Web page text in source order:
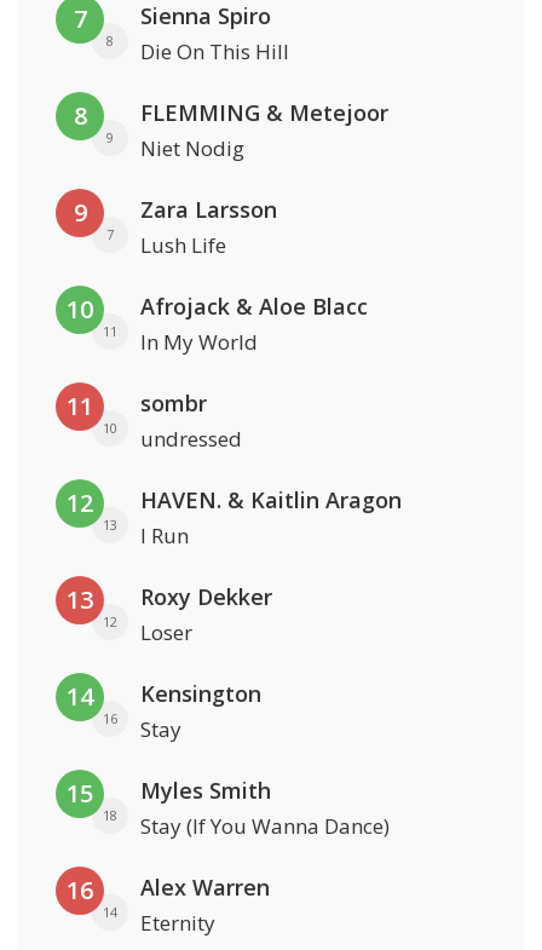
7
8
Sienna Spiro
Die On This Hill
8
9
FLEMMING & Metejoor
Niet Nodig
9
7
Zara Larsson
Lush Life
10
11
Afrojack & Aloe Blacc
In My World
11
10
sombr
undressed
12
13
HAVEN. & Kaitlin Aragon
I Run
13
12
Roxy Dekker
Loser
14
16
Kensington
Stay
15
18
Myles Smith
Stay (If You Wanna Dance)
16
14
Alex Warren
Eternity